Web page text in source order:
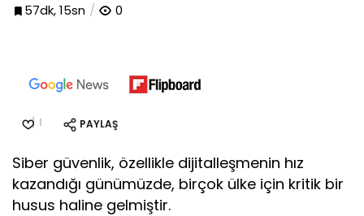
57dk, 15sn
0
PAYLAŞ
Siber güvenlik, özellikle dijitalleşmenin hız
kazandığı günümüzde, birçok ülke için kritik bir
husus haline gelmiştir.